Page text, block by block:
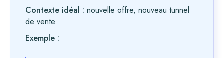
Contexte idéal : nouvelle offre, nouveau tunnel
de vente.
Exemple :